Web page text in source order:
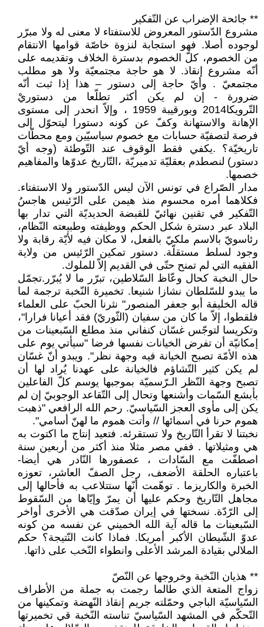
** جائحة الإضراب عن التّفكير
مشروع الدّستور المعروض للاستفتاء لا معنى له ولا مبرّر
لوجوده أصلا. فهو استجابة لنزوة خاصّة قوامها الانتقام
من الخصوم، كلّ الخصوم بدسترة الخلاف وتقديمه على
أنّه مشروع إنقاذ. لا هو حاجة مجتمعيّة ولا هو مطلب
مجتمعيّ . وأيّ حاجة إلى دستور – هذا إذا ثبت أنّه
ضرورة - إن لم يكن أكثر تطلّعا من دستوريْ
التّرويكا2014 وبورقيبة 1959 ، وإلاّ انحدر إلى مستوى
الإهانة والاستهانة وكفّ عن كونه دستورا ليتحوّل إلى
فرصة لتصفيّة حسابات مع خصوم سياسيّين ومع محطّات
تاريخيّة؟ .يكفي فقط الوقوف عند التّوطئة (وجه أيّ
دستور) لنصطدم بعقليّة تدميريّة ،التّاريخ عدوّها والمفاهيم
خصمها.
مدار الصّراع في تونس الآن ليس الدّستور ولا الاستفتاء.
فكلاهما أمره محسوم منذ هيمن على الرّئيس هاجسُ
التّفكير في تقنين نهائيّ للقبضة الحديديّة التي تدار بها
البلاد عبر دسترة شكل الحكم ووظيفته وطبيعته النّظام،
رئاسويّ بالاسم ملكيّ بالفعل، لا مكان فيه لأيّة رقابة ولا
وجود لسلط مستقلّة. دستور تمكين الرّئيس من ولاية
الفقيه التي لم تمنح حتّى في القديم إلاّ للملوك.
حال النخبة كحال وعّاظ السّلاطين، تبرّر ما لا يُبرّر.تجمّل
ما يبدو للسّلطان نشازا شنيعا. تخميرة النّخبة ترجمة لما
قاله الخليفة أبو جعفر المنصور" نثرنا الحبّ على العلماء
فلقطوا، إلاّ ما كان من سفيان (الثّوريّ) فقد أعيانا فرارا"،
وتكريسا لتوجّس غسّان كنفاني منذ مطلع السّبعينات من
إمكانيّة أن تفرض الخيانات نفسها فرضا "سيأتي يوم على
هذه الأمّة تصبح الخيانة فيه وجهة نظر". ويبدو أنّ غسّان
لم يكن كثير التّشاؤم فالخيانة على عهدنا يُراد لها أن
تصبح وجهة النّظر الـرّسميّة بموجبها يوسم كلّ الفاعلين
بأبشع السّمات وأشنعها وتحال إلى التّقاعد الوجوبيّ إن لم
يكن إلى مأوى العجز السّياسيّ. رحم الله الرافعي "ذهبت
هموم حرنا في أسمائها // وأتت هموم ما لهنّ أسامي".
نخبتنا لا تقرأ التّاريخ ولا تستقرئه. فتعيد إنتاج ما اكتوت به
هي ومثيلاتها . ففي مصر مثلا منذ أكثر من أربعين سنة
اصطفّت مع السّادات ، عصفورها النّادر هي أيضا-
باعتباره الحلقة الأضعف، رجل الصفّ العاشر، تعوزه
الخبرة والكاريزما . توهّمت أنّها ستتلاعب به فأحالها إلى
مجاهل التّاريخ وحكم عليها أن يمرّ وإيّاها من السّقوط
إلى الرّدّة. نسختها في إيران صدّقت هي الأخرى أواخر
السّبعينات ما قاله آية الله الخميني عن نفسه من كونه
عدوّ الشّيطان الأكبر أمريكا. فماذا كانت النّتيجة؟ حكم
الملالي بقيادة المرشد الأعلى وانطواء النّخب على ذاتها.
** هذيان النّخبة وخروجها عن النّصّ
زواج المتعة الذي طالما رجمت به جملة من الأطراف
السّياسيّة الباجي وحمّلته جريم إنقاذ النّهضة وتمكينها من
التّحكّم في المشهد السّياسيّ تناسته النّخبة قي تخميرتها